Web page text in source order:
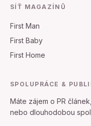
SÍŤ MAGAZÍNŮ
First Man
First Baby
First Home
SPOLUPRÁCE &
Máte zájem o PR
nebo dlouhodobou